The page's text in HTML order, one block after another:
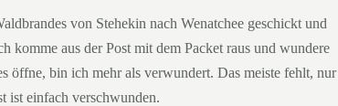
von Stehekin nach Wenatchee geschickt und
komme aus der Post mit dem Packet raus und wundere
öffne, bin ich mehr als verwundert. Das meiste fehlt, nur
ist einfach verschwunden.